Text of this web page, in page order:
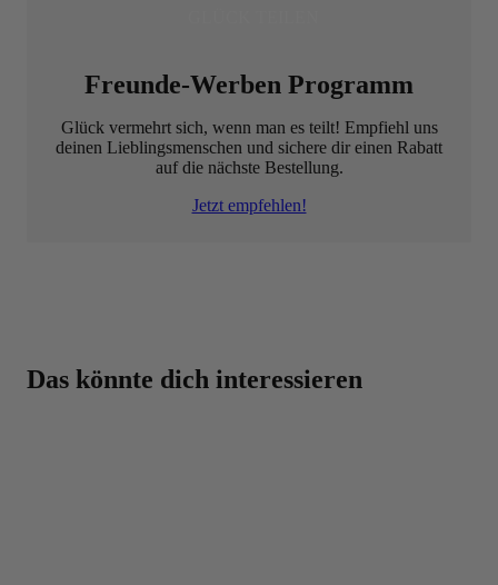
Freunde-Werben Programm
Glück vermehrt sich, wenn man es teilt! Empfiehl uns
deinen Lieblingsmenschen und sichere dir einen Rabatt
auf die nächste Bestellung.
Jetzt empfehlen!
Das könnte dich interessieren
Beste Qualität zum besten Preis – dafür steht BODYLAB